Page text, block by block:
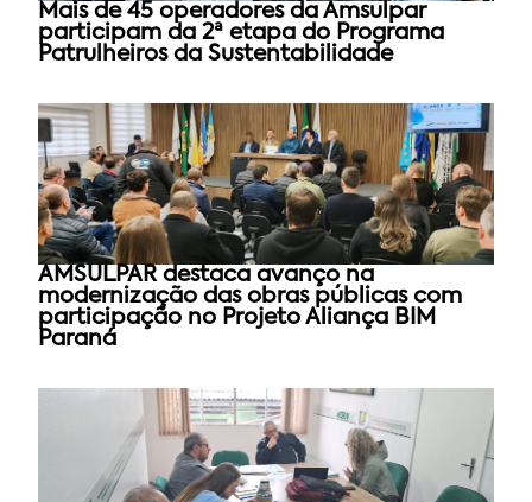
Mais de 45 operadores da Amsulpar
participam da 2ª etapa do Programa
Patrulheiros da Sustentabilidade
AMSULPAR destaca avanço na
modernização das obras públicas com
participação no Projeto Aliança BIM
Paraná